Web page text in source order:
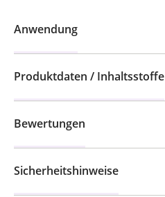
Anwendung
Produktdaten / Inhaltsstoffe
Bewertungen
Sicherheitshinweise